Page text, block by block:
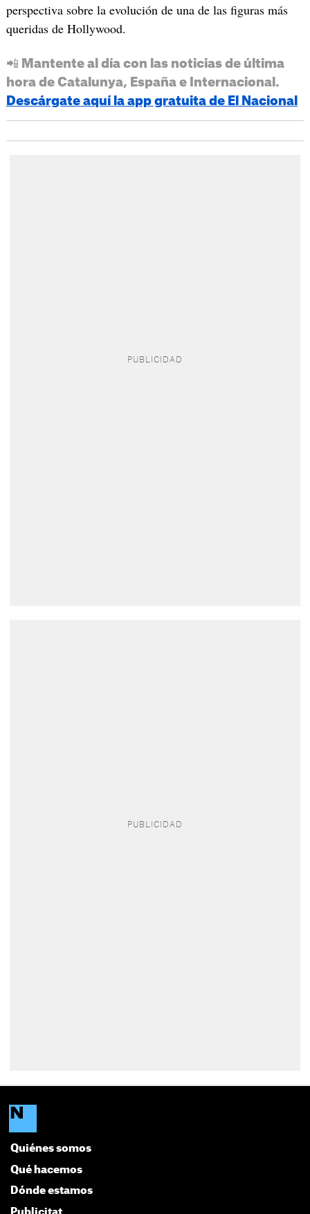
perspectiva sobre la evolución de una de las figuras más
queridas de Hollywood.
📲 Mantente al día con las noticias de última
hora de Catalunya, España e Internacional.
Descárgate aquí la app gratuita de El Nacional
Quiénes somos
Qué hacemos
Dónde estamos